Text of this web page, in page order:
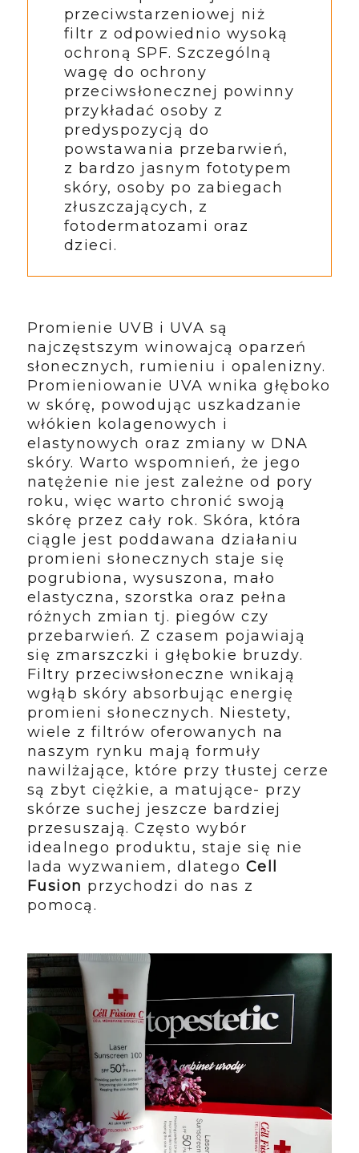
przeciwstarzeniowej niż
filtr z odpowiednio wysoką
ochroną SPF. Szczególną
wagę do ochrony
przeciwsłonecznej powinny
przykładać osoby z
predyspozycją do
powstawania przebarwień,
z bardzo jasnym fototypem
skóry, osoby po zabiegach
złuszczających, z
fotodermatozami oraz
dzieci.
Promienie UVB i UVA są
najczęstszym winowajcą oparzeń
słonecznych, rumieniu i opalenizny.
Promieniowanie UVA wnika głęboko
w skórę, powodując uszkadzanie
włókien kolagenowych i
elastynowych oraz zmiany w DNA
skóry. Warto wspomnień, że jego
natężenie nie jest zależne od pory
roku, więc warto chronić swoją
skórę przez cały rok. Skóra, która
ciągle jest poddawana działaniu
promieni słonecznych staje się
pogrubiona, wysuszona, mało
elastyczna, szorstka oraz pełna
różnych zmian tj. piegów czy
przebarwień. Z czasem pojawiają
się zmarszczki i głębokie bruzdy.
Filtry przeciwsłoneczne wnikają
wgłąb skóry absorbując energię
promieni słonecznych. Niestety,
wiele z filtrów oferowanych na
naszym rynku mają formuły
nawilżające, które przy tłustej cerze
są zbyt ciężkie, a matujące- przy
skórze suchej jeszcze bardziej
przesuszają. Często wybór
idealnego produktu, staje się nie
lada wyzwaniem, dlatego Cell
Fusion przychodzi do nas z
pomocą.